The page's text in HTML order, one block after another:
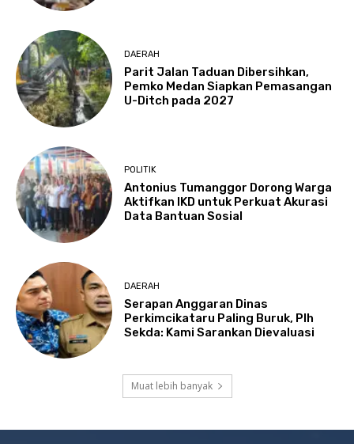
DAERAH
Parit Jalan Taduan Dibersihkan,
Pemko Medan Siapkan Pemasangan
U-Ditch pada 2027
POLITIK
Antonius Tumanggor Dorong Warga
Aktifkan IKD untuk Perkuat Akurasi
Data Bantuan Sosial
DAERAH
Serapan Anggaran Dinas
Perkimcikataru Paling Buruk, Plh
Sekda: Kami Sarankan Dievaluasi
Muat lebih banyak